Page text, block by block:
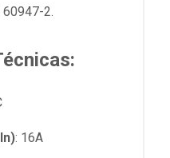
60947-2.
: 16A